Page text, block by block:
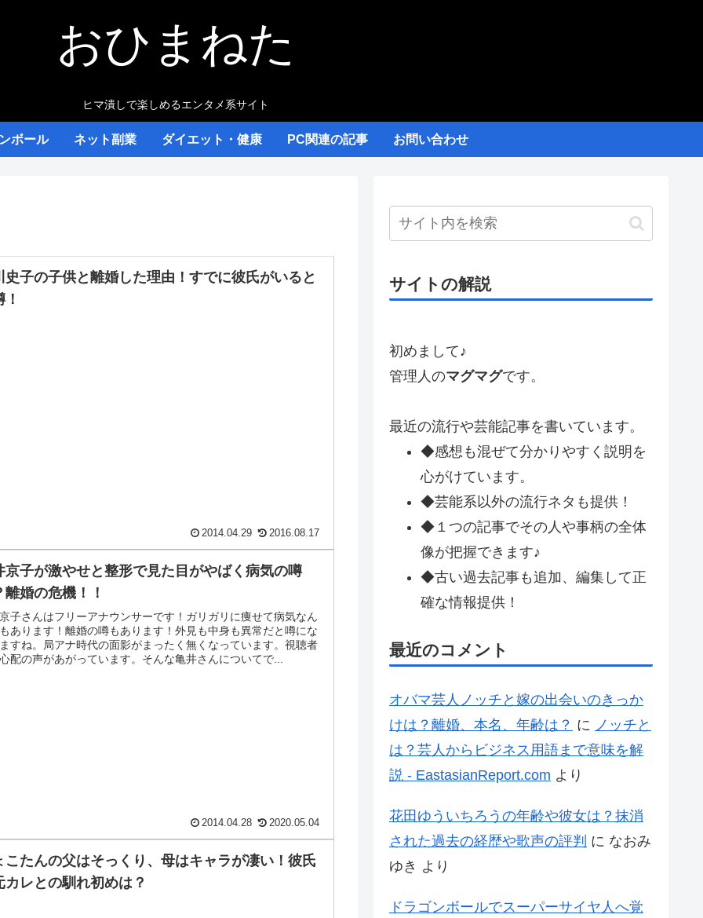
おひまねた
ヒマ潰しで楽しめるエンタメ系サイト
ボール ネット副業 ダイエット・健康 PC関連の記事 お問い合わせ
史子の子供と離婚した理由！すでに彼氏がいると
2014.04.29 2016.08.17
京子が激やせと整形で見た目がやばく病気の噂
離婚の危機！！
子さんはフリーアナウンサーです！ガリガリに痩せて病気なん
あります！離婚の噂もあります！外見も中身も異常だと噂にな
すね。局アナ時代の面影がまったく無くなっています。視聴者
配の声があがっています。そんな亀井さんについてで...
2014.04.28 2020.05.04
こたんの父はそっくり、母はキャラが凄い！彼氏
カレとの馴れ初めは？
サイトの解説
初めまして♪
管理人のマグマグです。
最近の流行や芸能記事を書いています。
◆感想も混ぜて分かりやすく説明を
心がけています。
◆芸能系以外の流行ネタも提供！
◆１つの記事でその人や事柄の全体
像が把握できます♪
◆古い過去記事も追加、編集して正
確な情報提供！
最近のコメント
オバマ芸人ノッチと嫁の出会いのきっか
けは？離婚、本名、年齢は？ に ノッチと
は？芸人からビジネス用語まで意味を解
説 - EastasianReport.com より
花田ゆういちろうの年齢や彼女は？抹消
された過去の経歴や歌声の評判 に なおみ
ゆき より
ドラゴンボールでスーパーサイヤ人へ覚